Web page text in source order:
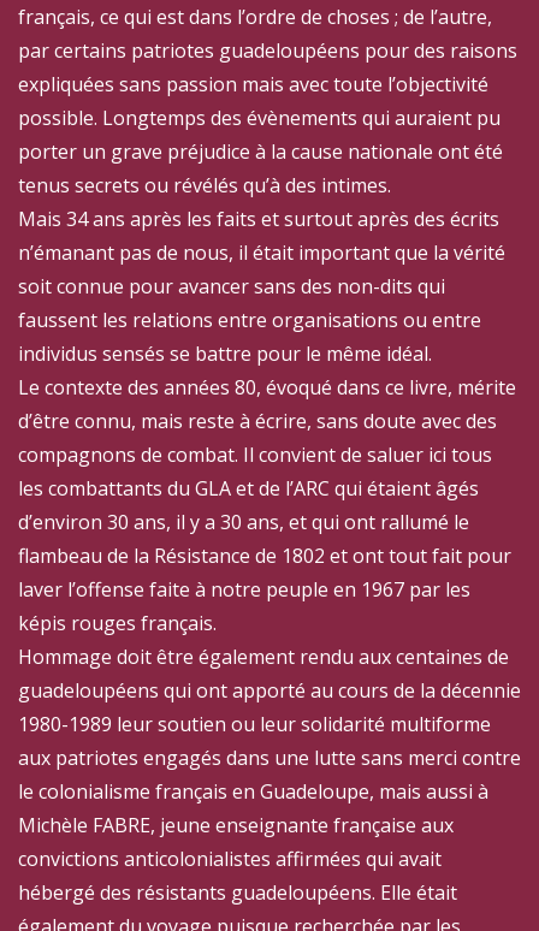
français, ce qui est dans l’ordre de choses ; de l’autre,
par certains patriotes guadeloupéens pour des raisons
expliquées sans passion mais avec toute l’objectivité
possible. Longtemps des évènements qui auraient pu
porter un grave préjudice à la cause nationale ont été
tenus secrets ou révélés qu’à des intimes.
Mais 34 ans après les faits et surtout après des écrits
n’émanant pas de nous, il était important que la vérité
soit connue pour avancer sans des non-dits qui
faussent les relations entre organisations ou entre
individus sensés se battre pour le même idéal.
Le contexte des années 80, évoqué dans ce livre, mérite
d’être connu, mais reste à écrire, sans doute avec des
compagnons de combat. Il convient de saluer ici tous
les combattants du GLA et de l’ARC qui étaient âgés
d’environ 30 ans, il y a 30 ans, et qui ont rallumé le
flambeau de la Résistance de 1802 et ont tout fait pour
laver l’offense faite à notre peuple en 1967 par les
képis rouges français.
Hommage doit être également rendu aux centaines de
guadeloupéens qui ont apporté au cours de la décennie
1980-1989 leur soutien ou leur solidarité multiforme
aux patriotes engagés dans une lutte sans merci contre
le colonialisme français en Guadeloupe, mais aussi à
Michèle FABRE, jeune enseignante française aux
convictions anticolonialistes affirmées qui avait
hébergé des résistants guadeloupéens. Elle était